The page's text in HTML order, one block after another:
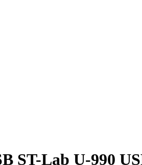
ST-Lab U-990